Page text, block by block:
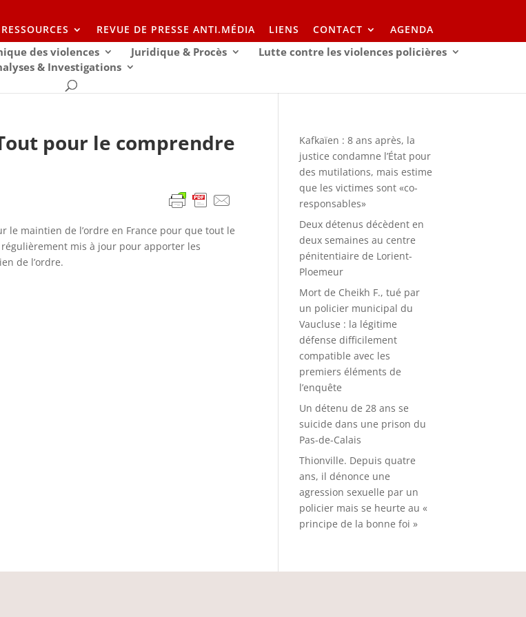
RESSOURCES REVUE DE PRESSE ANTI.MÉDIA LIENS CONTACT AGENDA
des violences Juridique & Procès
Lutte contre les violences policières
& Investigations
pour le comprendre
le maintien de l’ordre en France pour que tout le
mis à jour pour apporter les
de l’ordre.
Kafkaïen : 8 ans après, la
justice condamne l’État pour
des mutilations, mais estime
que les victimes sont «co-
responsables»
Deux détenus décèdent en
deux semaines au centre
pénitentiaire de Lorient-
Ploemeur
Mort de Cheikh F., tué par
un policier municipal du
Vaucluse : la légitime
défense difficilement
compatible avec les
premiers éléments de
l’enquête
Un détenu de 28 ans se
suicide dans une prison du
Pas-de-Calais
Thionville. Depuis quatre
ans, il dénonce une
agression sexuelle par un
policier mais se heurte au «
principe de la bonne foi »